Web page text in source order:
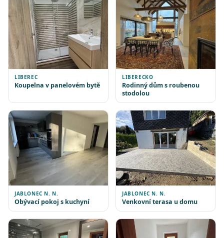
LIBEREC
Koupelna v panelovém bytě
LIBERECKO
Rodinný dům s roubenou
stodolou
JABLONEC N. N.
Obývací pokoj s kuchyní
JABLONEC N. N.
Venkovní terasa u domu